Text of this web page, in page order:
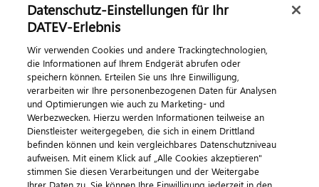
Kontaktieren Sie uns
ImpressumDatenschutzAGB Kontakt
Cookie-Einstellungen
Datenschutz-Einstellungen für Ihr
DATEV-Erlebnis
Wir verwenden Cookies und andere Trackingtechnologien,
die Informationen auf Ihrem Endgerät abrufen oder
speichern können. Erteilen Sie uns Ihre Einwilligung,
verarbeiten wir Ihre personenbezogenen Daten für Analysen
und Optimierungen wie auch zu Marketing- und
Werbezwecken. Hierzu werden Informationen teilweise an
Dienstleister weitergegeben, die sich in einem Drittland
befinden können und kein vergleichbares Datenschutzniveau
aufweisen. Mit einem Klick auf „Alle Cookies akzeptieren"
stimmen Sie diesen Verarbeitungen und der Weitergabe
Ihrer Daten zu. Sie können Ihre Einwilligung jederzeit in den